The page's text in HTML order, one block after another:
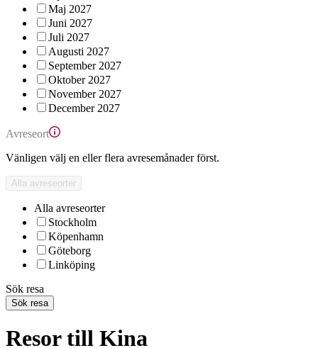
Maj 2027
Juni 2027
Juli 2027
Augusti 2027
September 2027
Oktober 2027
November 2027
December 2027
Avreseort
Vänligen välj en eller flera avresemånader först.
Alla avreseorter
Alla avreseorter
Stockholm
Köpenhamn
Göteborg
Linköping
Sök resa
Sök resa
Resor till Kina